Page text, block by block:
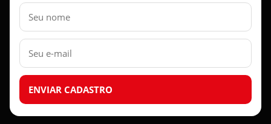
Nome
E-
mail
ENVIAR CADASTRO